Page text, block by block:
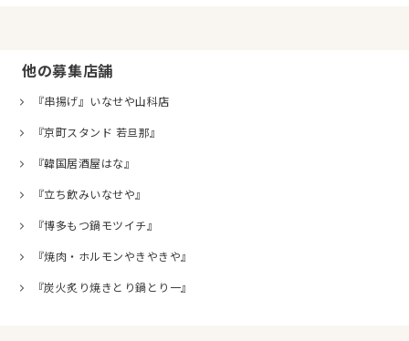
他の募集店舗
『串揚げ』いなせや山科店
『京町スタンド 若旦那』
『韓国居酒屋はな』
『立ち飲みいなせや』
『博多もつ鍋モツイチ』
『焼肉・ホルモンやきやきや』
『炭火炙り焼きとり鍋とり一』